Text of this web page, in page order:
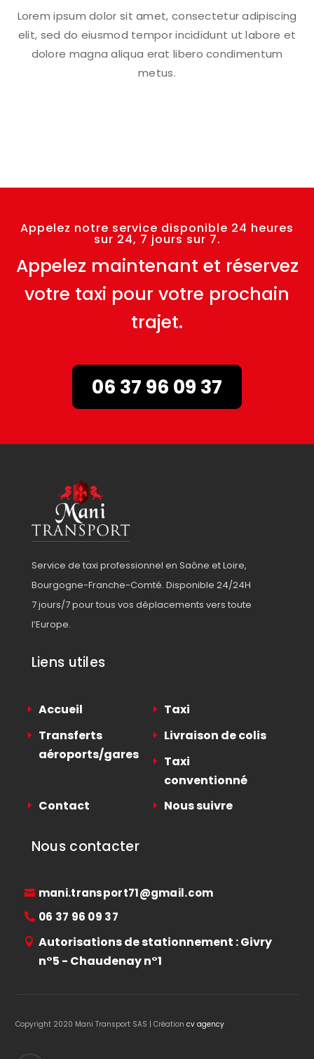
Lorem ipsum dolor sit amet, consectetur adipiscing
elit, sed do eiusmod tempor incididunt ut labore et
dolore magna aliqua erat libero condimentum
metus.
Appelez notre service disponible 24 heures
sur 24, 7 jours sur 7.
Appelez maintenant et réservez
votre taxi pour votre prochain
trajet.
06 37 96 09 37
Service de taxi professionnel en Saône et Loire,
Bourgogne-Franche-Comté. Disponible 24/24H
7 jours/7 pour tous vos déplacements vers toute
l’Europe.
Liens utiles
Accueil
Taxi
Transferts
aéroports/gares
Livraison de colis
Taxi
conventionné
Contact
Nous suivre
Nous contacter
mani.transport71@gmail.com
06 37 96 09 37
Autorisations de stationnement : Givry
n°5 - Chaudenay n°1
Copyright 2020 Mani Transport SAS | Créationcv agency